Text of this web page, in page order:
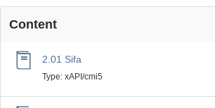
Content
2.01 Sifa
Type: xAPI/cmi5